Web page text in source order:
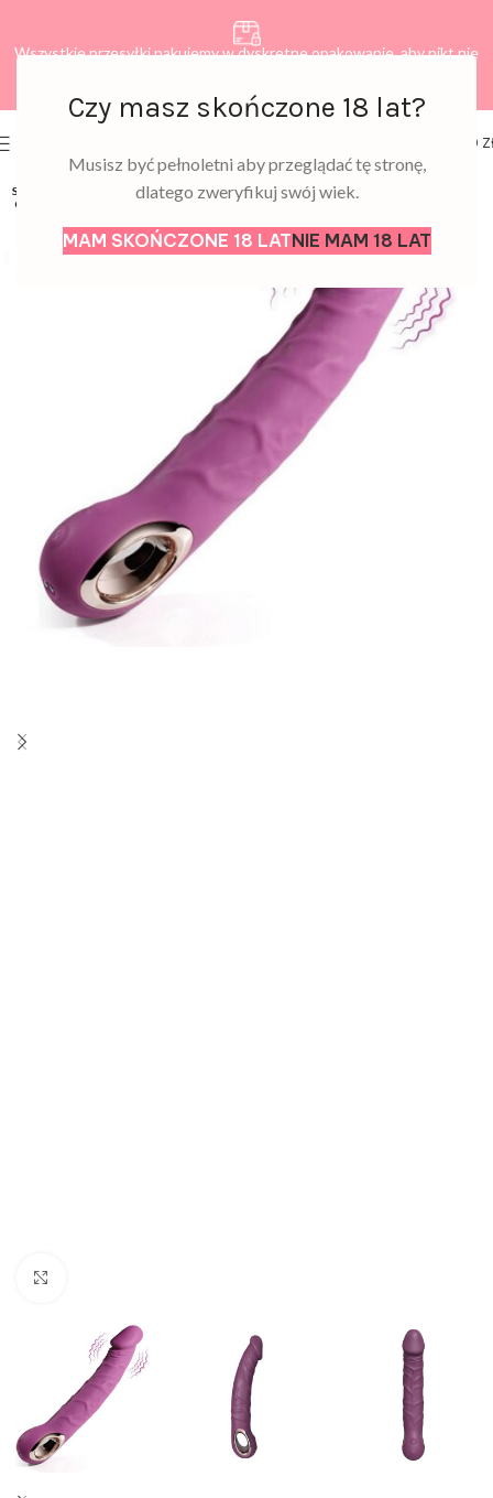
Czy masz skończone 18 lat?
Musisz być pełnoletni aby przeglądać tę stronę,
dlatego zweryfikuj swój wiek.
MAM SKOŃCZONE 18 LATNIE MAM 18 LAT
Wszystkie przesyłki pakujemy w dyskretne opakowanie, aby nikt nie
0,00
SOLD
OUT